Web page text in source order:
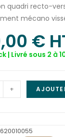
quadri recto-
mécano
€
| Livré sous 2 à
+